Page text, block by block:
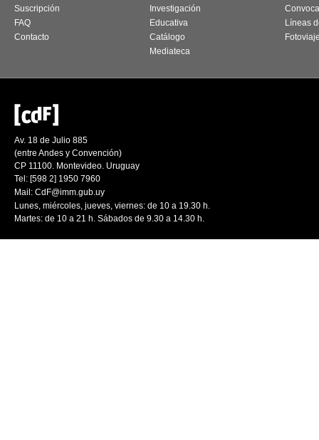
Suscripción
FAQ
Contacto
Investigación
Educativa
Catálogo
Mediateca
Líneas
Av. 18 de Julio 885
(entre Andes y Convención)
CP 11100. Montevideo. Uruguay
Tel: [598 2] 1950 7960
Mail: CdF@imm.gub.uy
Lunes, miércoles, jueves, viernes: de 10 a 19.30 h.
Martes: de 10 a 21 h. Sábados de 9.30 a 14.30 h.